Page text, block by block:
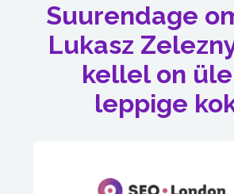
Suurendage
Lukasz
kellel on
leppige